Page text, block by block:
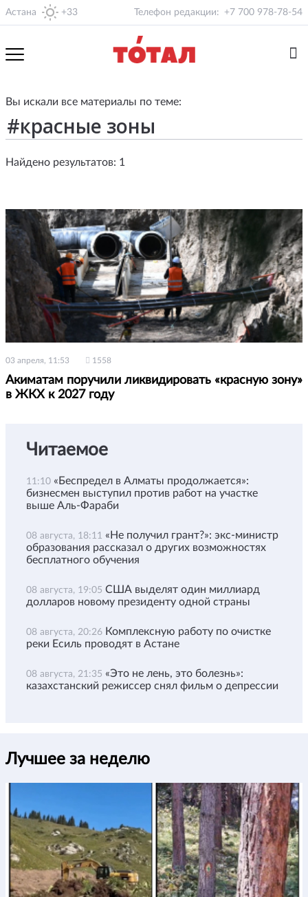
Астана +33 Телефон редакции: +7 700 978-78-54
Вы искали все материалы по теме:
Найдено результатов: 1
03 апреля, 11:53 1558
Акиматам поручили ликвидировать «красную зону»
в ЖКХ к 2027 году
Читаемое
11:10 «Беспредел в Алматы продолжается»:
бизнесмен выступил против работ на участке
выше Аль-Фараби
08 августа, 18:11 «Не получил грант?»: экс-министр
образования рассказал о других возможностях
бесплатного обучения
08 августа, 19:05 США выделят один миллиард
долларов новому президенту одной страны
08 августа, 20:26 Комплексную работу по очистке
реки Есиль проводят в Астане
08 августа, 21:35 «Это не лень, это болезнь»:
казахстанский режиссер снял фильм о депрессии
Лучшее за неделю